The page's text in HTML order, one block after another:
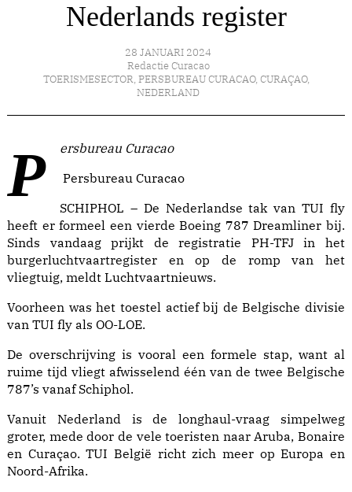
Nederlands register
28 JANUARI 2024
Redactie Curacao
TOERISMESECTOR, PERSBUREAU CURACAO, CURAÇAO,
NEDERLAND
Persbureau Curacao
Persbureau Curacao
SCHIPHOL – De Nederlandse tak van TUI fly
heeft er formeel een vierde Boeing 787 Dreamliner bij.
Sinds vandaag prijkt de registratie PH-TFJ in het
burgerluchtvaartregister en op de romp van het
vliegtuig, meldt Luchtvaartnieuws.
Voorheen was het toestel actief bij de Belgische divisie
van TUI fly als OO-LOE.
De overschrijving is vooral een formele stap, want al
ruime tijd vliegt afwisselend één van de twee Belgische
787’s vanaf Schiphol.
Vanuit Nederland is de longhaul-vraag simpelweg
groter, mede door de vele toeristen naar Aruba, Bonaire
en Curaçao. TUI België richt zich meer op Europa en
Noord-Afrika.